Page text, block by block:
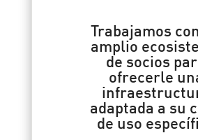
Trabajamos
amplio
de socios
ofrecerle
adaptada a su
de uso